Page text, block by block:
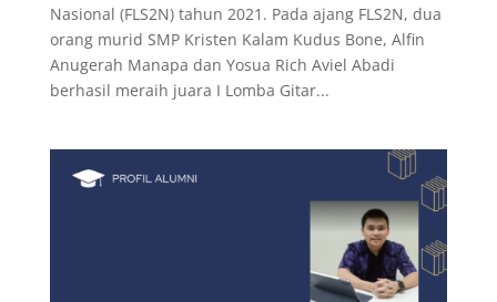
Nasional (FLS2N) tahun 2021. Pada ajang FLS2N, dua
orang murid SMP Kristen Kalam Kudus Bone, Alfin
Anugerah Manapa dan Yosua Rich Aviel Abadi
berhasil meraih juara I Lomba Gitar...